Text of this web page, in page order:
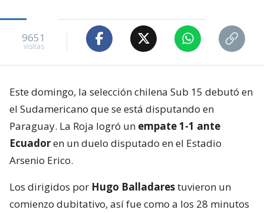
9651
visitas
Este domingo, la selección chilena Sub 15 debutó en
el Sudamericano que se está disputando en
Paraguay. La Roja logró un empate 1-1 ante
Ecuadoren un duelo disputado en el Estadio
Arsenio Erico.
Los dirigidos por Hugo Balladarestuvieron un
comienzo dubitativo, así fue como a los 28 minutos